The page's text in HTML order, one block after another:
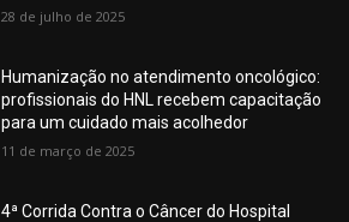
28 de julho de 2025
Humanização no atendimento oncológico:
profissionais do HNL recebem capacitação
para um cuidado mais acolhedor
11 de março de 2025
4ª Corrida Contra o Câncer do Hospital